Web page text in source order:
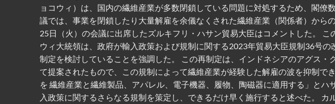
ョコウィ）は、国内の繊維産業が多数閉鎖している問題に対処するため、閣僚
議では、事業を閉鎖したり大量解雇を余儀なくされた繊維産業（関係者）から
25日（火）の会議に出席したズルキフリ・ハサン貿易大臣はコメントした。
ウィ大統領は、政府が輸入政策および規制に関する2023年貿易大臣規制36号
制定を検討していることを強調した。 この再制定は、インドネシアのアグス・
て提案されたもので、この規制によって繊維産業が経験した解雇の波を抑制で
を 繊維産業と繊維製品、アパレル、電子機器、履物、陶磁器に適用する」とハ
入政策に関するさらなる規制を策定し、できるだけ早く施行すると述べた。